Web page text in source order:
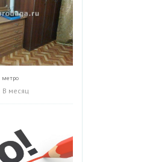
метро
В месяц